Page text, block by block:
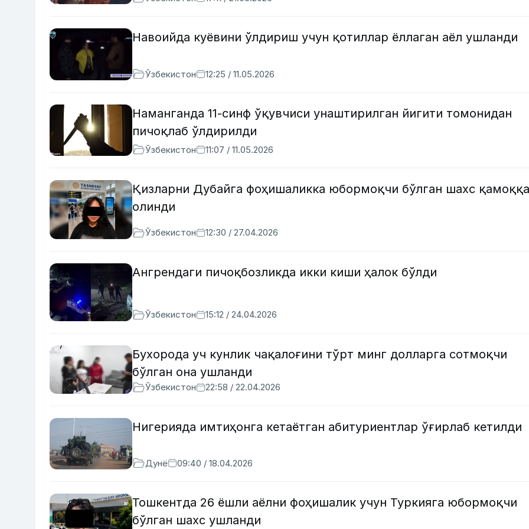
Навоийда куёвини ўлдириш учун қотиллар ёллаган аёл ушланди
Ўзбекистон 12:25 / 11.05.2026
Наманганда 11-синф ўқувчиси унаштирилган йигити томонидан
пичоқлаб ўлдирилди
Ўзбекистон 11:07 / 11.05.2026
Қизларни Дубайга фоҳишаликка юбормоқчи бўлган шахс қамоққа
олинди
Ўзбекистон 12:30 / 27.04.2026
Ангрендаги пичоқбозликда икки киши ҳалок бўлди
Ўзбекистон 15:12 / 24.04.2026
Бухорода уч кунлик чақалоғини тўрт минг долларга сотмоқчи
бўлган она ушланди
Ўзбекистон 22:58 / 22.04.2026
Нигерияда имтиҳонга кетаётган абитуриентлар ўғирлаб кетилди
Дунё 09:40 / 18.04.2026
Тошкентда 26 ёшли аёлни фоҳишалик учун Туркияга юбормоқчи
бўлган шахс ушланди